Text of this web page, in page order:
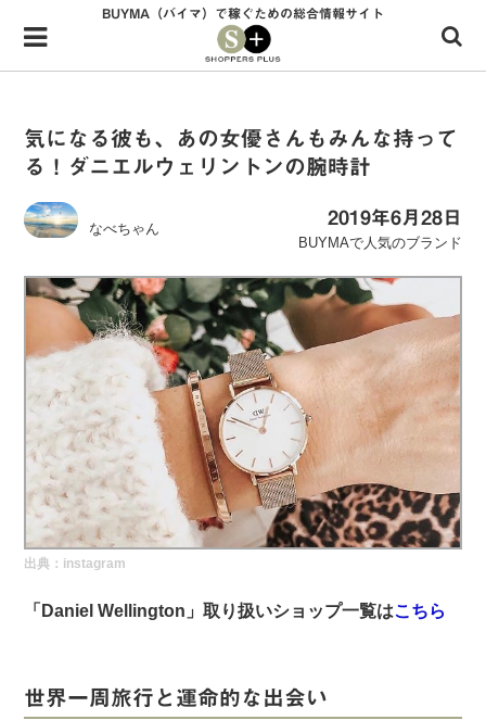
Menu
HOME
34歳独身OLバイマ実践記
無在庫で自由気ままに稼ぐ！バイマ実践記
BUYMAで人気のブランド
BUYMAの売れ筋商品
バイマの疑問に現役パーソナルショッパーが答えてみた
実録！海外ショップで買ってみた！
海外SHOP LIST
BUYMA（バイマ）で稼ぐための総合情報サイト
気になる彼も、あの女優さんもみんな持って
る！ダニエルウェリントンの腕時計
なべちゃん
2019年6月28日
BUYMAで人気のブランド
出典： instagram
「Daniel Wellington」取り扱いショップ一覧はこちら
世界一周旅行と運命的な出会い